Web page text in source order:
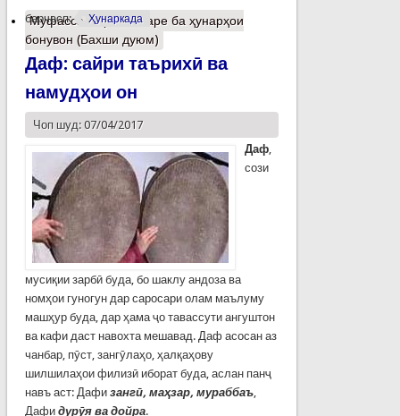
барчасп: Ҳунаркада
Муфассалтаро Назаре ба ҳунарҳои
бонувон (Бахши дуюм)
Даф: сайри таърихӣ ва
намудҳои он
Чоп шуд: 07/04/2017
Даф,
сози
мусиқии зарбӣ буда, бо шаклу андоза ва
номҳои гуногун дар саросари олам маълуму
машҳур буда, дар ҳама ҷо тавассути ангуштон
ва кафи даст навохта мешавад. Даф асосан аз
чанбар, пӯст, зангӯлаҳо, ҳалқаҳову
шилшилаҳои филизӣ иборат буда, аслан панҷ
навъ аст: Дафи зангӣ, маҳзар, мураббаъ,
Дафи дурӯя ва дойра.